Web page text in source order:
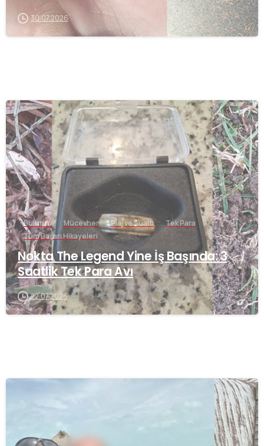
30.07.2026
-
Buluntu Mücevher Plaj ve Sualtı
Tek Para
Tüm Başarı Hikayeleri
Nokta The Legend Yine İş Başında: 3
Saatlik Tek Para Avı
22.07.2026
-